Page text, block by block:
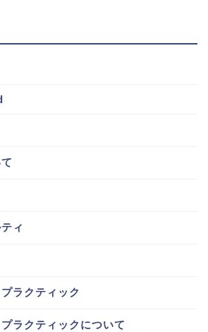
ィ
ラクティック
ラクティックについて